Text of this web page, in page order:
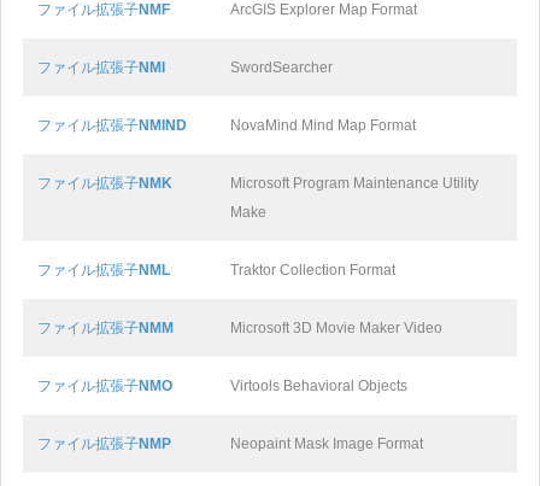
ファイル拡張子NMF ArcGIS Explorer Map Format
ファイル拡張子NMI SwordSearcher
ファイル拡張子NMIND NovaMind Mind Map Format
ファイル拡張子NMK
Microsoft Program Maintenance Utility
Make
ファイル拡張子NML Traktor Collection Format
ファイル拡張子NMM Microsoft 3D Movie Maker Video
ファイル拡張子NMO Virtools Behavioral Objects
ファイル拡張子NMP Neopaint Mask Image Format